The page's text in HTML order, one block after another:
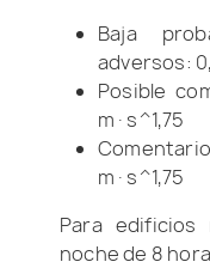
Baja
adversos:
Posible
m·s^1,75
m·s^1,75
Para edificios
noche de 8